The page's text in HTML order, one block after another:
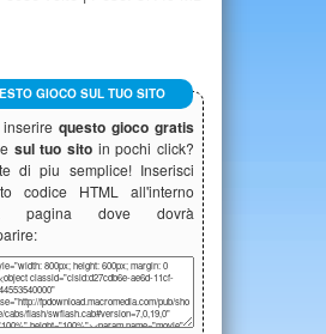
GIOCO SUL TUO SITO
questo gioco gratis
sul tuo sitoin pochi click?
di piu semplice! Inserisci
codice HTML all'interno
pagina dove dovrà